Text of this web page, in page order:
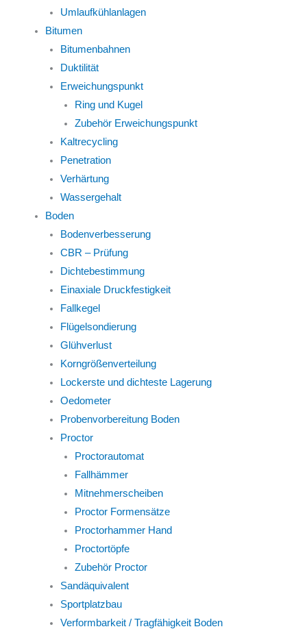
Umlaufkühlanlagen
Bitumen
Bitumenbahnen
Duktilität
Erweichungspunkt
Ring und Kugel
Zubehör Erweichungspunkt
Kaltrecycling
Penetration
Verhärtung
Wassergehalt
Boden
Bodenverbesserung
CBR – Prüfung
Dichtebestimmung
Einaxiale Druckfestigkeit
Fallkegel
Flügelsondierung
Glühverlust
Korngrößenverteilung
Lockerste und dichteste Lagerung
Oedometer
Probenvorbereitung Boden
Proctor
Proctorautomat
Fallhämmer
Mitnehmerscheiben
Proctor Formensätze
Proctorhammer Hand
Proctortöpfe
Zubehör Proctor
Sandäquivalent
Sportplatzbau
Verformbarkeit / Tragfähigkeit Boden